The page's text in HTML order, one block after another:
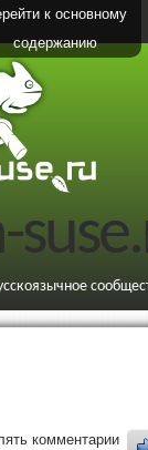
к основному
содержанию
комментарии